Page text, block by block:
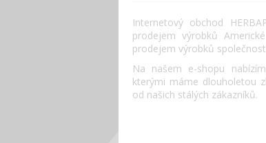
Internetový obchod
prodejem výrobků
prodejem výrobků
Na našem e-shopu
kterými máme dlouholetou
od našich stálých zákazníků.